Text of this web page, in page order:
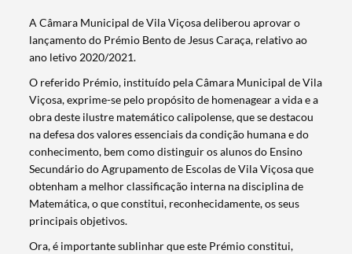
A Câmara Municipal de Vila Viçosa deliberou aprovar o
lançamento do Prémio Bento de Jesus Caraça, relativo ao
ano letivo 2020/2021.
O referido Prémio, instituído pela Câmara Municipal de Vila
Viçosa, exprime-se pelo propósito de homenagear a vida e a
obra deste ilustre matemático calipolense, que se destacou
na defesa dos valores essenciais da condição humana e do
conhecimento, bem como distinguir os alunos do Ensino
Secundário do Agrupamento de Escolas de Vila Viçosa que
obtenham a melhor classificação interna na disciplina de
Matemática, o que constitui, reconhecidamente, os seus
principais objetivos.
Ora, é importante sublinhar que este Prémio constitui,